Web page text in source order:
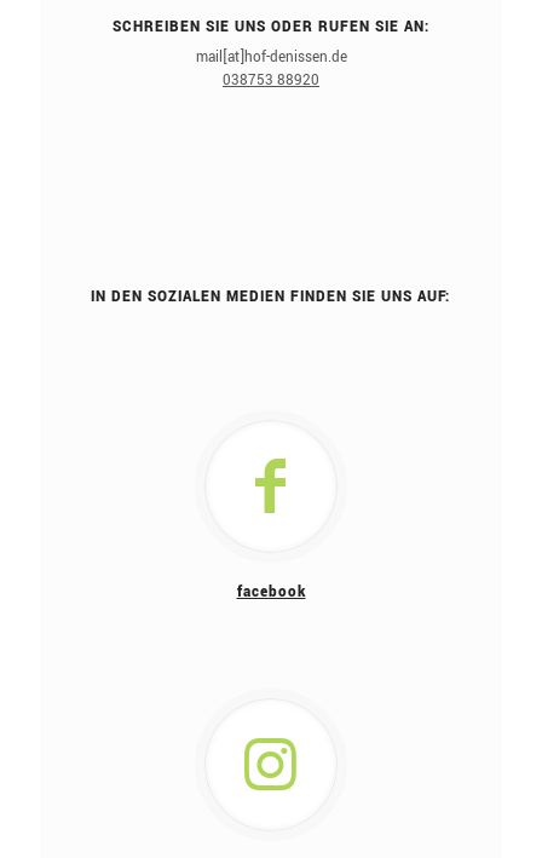
SCHREIBEN SIE UNS ODER RUFEN SIE AN:
mail[at]hof-denissen.de
038753 88920
IN DEN SOZIALEN MEDIEN FINDEN SIE UNS AUF:
facebook